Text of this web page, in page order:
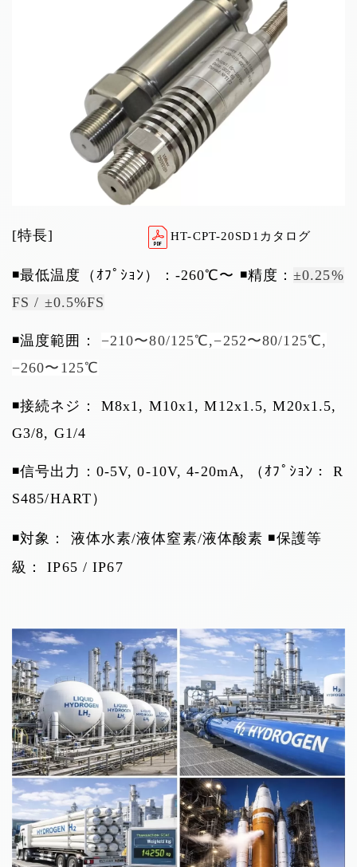
[特長] HT-CPT-20SD1カタログ
◾️最低温度（ｵﾌﾟｼｮﾝ）：-260℃〜 ◾️精度： ±0.25%
FS / ±0.5%FS
◾️温度範囲： −210〜80/125℃, −252〜80/125℃,
−260〜125℃
◾️接続ネジ： M8x1, M10x1, M12x1.5, M20x1.5,
G3/8, G1/4
◾️信号出力：0-5V, 0-10V, 4-20mA, （ｵﾌﾟｼｮﾝ： R
S485/HART）
◾️対象： 液体水素/液体窒素/液体酸素 ◾️保護等
級： IP65 / IP67